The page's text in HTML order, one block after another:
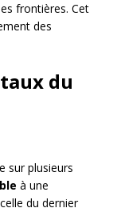
frontières. Cet
des
du
sur plusieurs
à une
du dernier